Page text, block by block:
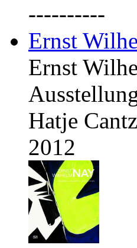
----------
Ernst
Ernst
Hatje
2012